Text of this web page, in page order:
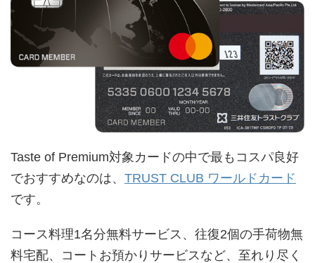
Taste of Premium対象カードの中で最もコスパ良好
でおすすめなのは、 TRUST CLUB ワールドカード
です。
コース料理1名分無料サービス、往復2個の手荷物無
料宅配、コートお預かりサービスなど、至れり尽く